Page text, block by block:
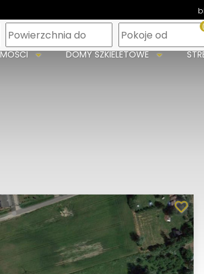
DOMY SZKIELETOWE